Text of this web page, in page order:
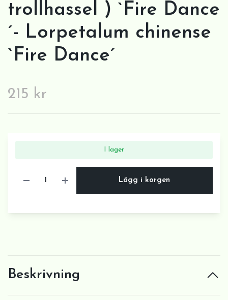
trollhassel ) `Fire Dance
´- Lorpetalum chinense
`Fire Dance´
215 kr
I lager
Lägg i korgen
Beskrivning